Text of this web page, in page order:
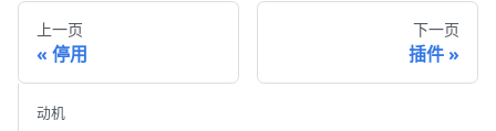
上一页
停用
下一页
插件
动机